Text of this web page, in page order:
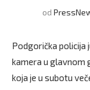
od
Podgorička policija
kamera u glavnom
koja je u subotu